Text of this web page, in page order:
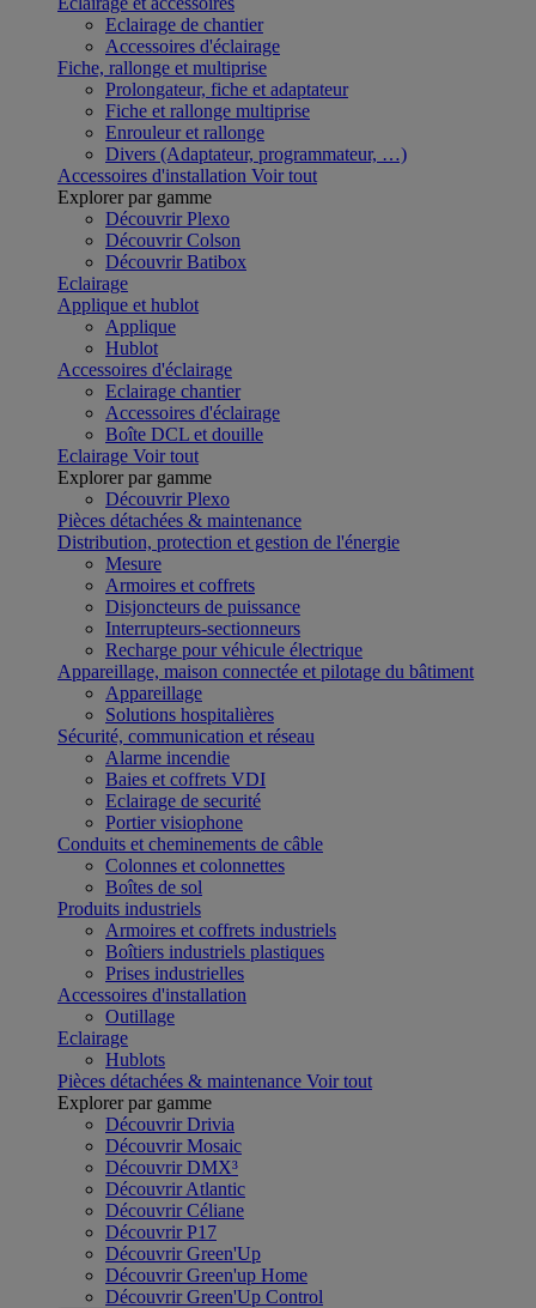
Eclairage de chantier
Accessoires d'éclairage
Fiche, rallonge et multiprise
Prolongateur, fiche et adaptateur
Fiche et rallonge multiprise
Enrouleur et rallonge
Divers (Adaptateur, programmateur, …)
Accessoires d'installation Voir tout
Explorer par gamme
Découvrir Plexo
Découvrir Colson
Découvrir Batibox
Eclairage
Applique et hublot
Applique
Hublot
Accessoires d'éclairage
Eclairage chantier
Accessoires d'éclairage
Boîte DCL et douille
Eclairage Voir tout
Explorer par gamme
Découvrir Plexo
Pièces détachées & maintenance
Distribution, protection et gestion de l'énergie
Mesure
Armoires et coffrets
Disjoncteurs de puissance
Interrupteurs-sectionneurs
Recharge pour véhicule électrique
Appareillage, maison connectée et pilotage du bâtiment
Appareillage
Solutions hospitalières
Sécurité, communication et réseau
Alarme incendie
Baies et coffrets VDI
Eclairage de securité
Portier visiophone
Conduits et cheminements de câble
Colonnes et colonnettes
Boîtes de sol
Produits industriels
Armoires et coffrets industriels
Boîtiers industriels plastiques
Prises industrielles
Accessoires d'installation
Outillage
Eclairage
Hublots
Pièces détachées & maintenance Voir tout
Explorer par gamme
Découvrir Drivia
Découvrir Mosaic
Découvrir DMX³
Découvrir Atlantic
Découvrir Céliane
Découvrir P17
Découvrir Green'Up
Découvrir Green'up Home
Découvrir Green'Up Control